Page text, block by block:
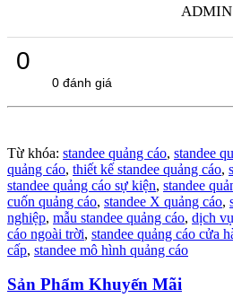
0
0 đánh giá
Từ khóa: standee quảng cáo, standee
quảng cáo, thiết kế standee quảng cáo,
standee quảng cáo sự kiện, standee
cuốn quảng cáo, standee X quảng cáo,
nghiệp, mẫu standee quảng cáo, dịch
cáo ngoài trời, standee quảng cáo cửa
cấp, standee mô hình quảng cáo
Sản Phẩm Khuyến Mãi